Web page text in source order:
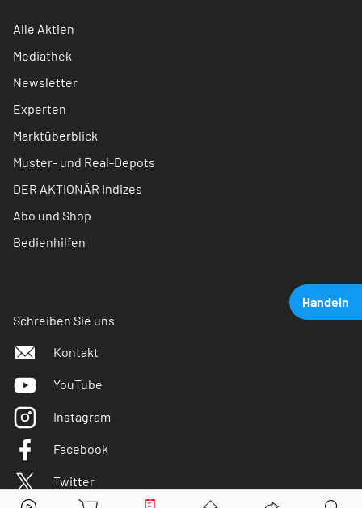
Handeln
Alle Aktien
Mediathek
Newsletter
Experten
Marktüberblick
Muster- und Real-Depots
DER AKTIONÄR Indizes
Abo und Shop
Bedienhilfen
Schreiben Sie uns
Kontakt
YouTube
Instagram
Facebook
Twitter